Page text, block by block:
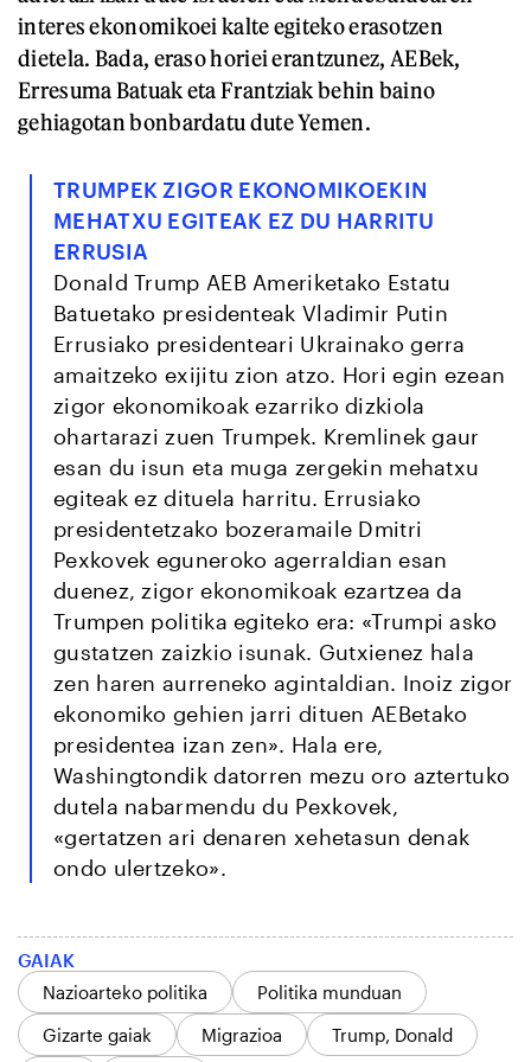
interes ekonomikoei kalte egiteko erasotzen
dietela. Bada, eraso horiei erantzunez, AEBek,
Erresuma Batuak eta Frantziak behin baino
gehiagotan bonbardatu dute Yemen.
TRUMPEK ZIGOR EKONOMIKOEKIN
MEHATXU EGITEAK EZ DU HARRITU
ERRUSIA
Donald Trump AEB Ameriketako Estatu
Batuetako presidenteak Vladimir Putin
Errusiako presidenteari Ukrainako gerra
amaitzeko exijitu zion atzo. Hori egin ezean
zigor ekonomikoak ezarriko dizkiola
ohartarazi zuen Trumpek. Kremlinek gaur
esan du isun eta muga zergekin mehatxu
egiteak ez dituela harritu. Errusiako
presidentetzako bozeramaile Dmitri
Pexkovek eguneroko agerraldian esan
duenez, zigor ekonomikoak ezartzea da
Trumpen politika egiteko era: «Trumpi asko
gustatzen zaizkio isunak. Gutxienez hala
zen haren aurreneko agintaldian. Inoiz zigor
ekonomiko gehien jarri dituen AEBetako
presidentea izan zen». Hala ere,
Washingtondik datorren mezu oro aztertuko
dutela nabarmendu du Pexkovek,
«gertatzen ari denaren xehetasun denak
ondo ulertzeko».
GAIAK
Nazioarteko politika
Politika munduan
Gizarte gaiak
Migrazioa Trump, Donald